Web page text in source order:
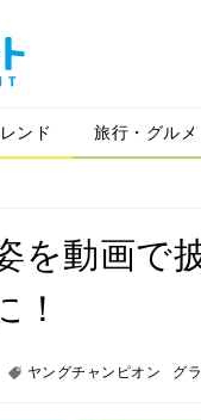
ンド 旅行・グルメ
を動画で
！
ヤングチャンピオン グ